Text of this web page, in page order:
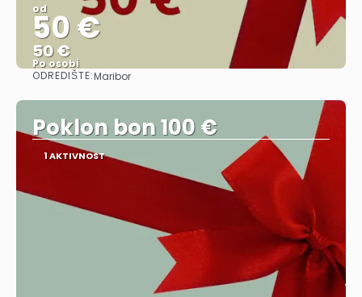
od
50 €
50 €
Po osobi
ODREDIŠTE:Maribor
Poklon bon 100 €
1 AKTIVNOST